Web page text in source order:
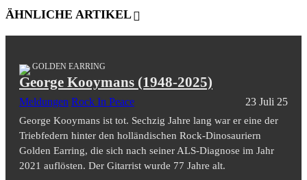
ÄHNLICHE ARTIKEL
GOLDEN EARRING
George Kooymans (1948-2025)
Meldungen Rock In Peace 23 Juli 25
George Kooymans ist tot. Sechzig Jahre lang war er eine der
Triebfedern hinter den holländischen Rock-Dinosauriern
Golden Earring, die sich nach seiner ALS-Diagnose im Jahr
2021 auflösten. Der Gitarrist wurde 77 Jahre alt.